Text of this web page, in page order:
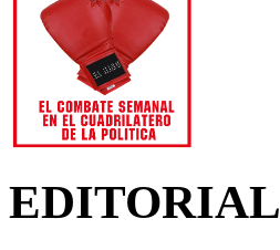
EDITORIAL